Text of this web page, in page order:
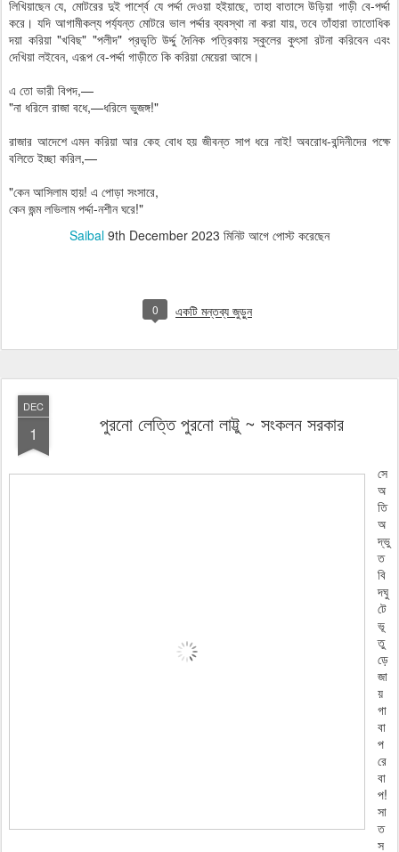
লিখিয়াছেন যে, মোটরের দুই পার্শ্বে যে পর্দ্দা দেওয়া হইয়াছে, তাহা বাতাসে উড়িয়া গাড়ী বে-পর্দ্দা
করে। যদি আগামীকল্য পর্য্যন্ত মোটরে ভাল পর্দ্দার ব্যবস্থা না করা যায়, তবে তাঁহারা তাতোধিক
দয়া করিয়া "খবিছ" "পলীদ" প্রভৃতি উর্দ্দু দৈনিক পত্রিকায় স্কুলের কুৎসা রটনা করিবেন এবং
দেখিয়া লইবেন, এরূপ বে-পর্দ্দা গাড়ীতে কি করিয়া মেয়েরা আসে।
এ তো ভারী বিপদ,—
"না ধরিলে রাজা বধে,—ধরিলে ভুজঙ্গ!"
রাজার আদেশে এমন করিয়া আর কেহ বোধ হয় জীবন্ত সাপ ধরে নাই! অবরোধ-বন্দিনীদের পক্ষে
বলিতে ইচ্ছা করিল,—
"কেন আসিলাম হায়! এ পোড়া সংসারে,
কেন জন্ম লভিলাম পর্দ্দা-নশীন ঘরে!"
Saibal 9th December 2023 মিনিট আগে পোস্ট করেছেন
0 একটি মন্তব্য জুড়ুন
DEC
1 পুরনো লেত্তি পুরনো লাট্টু ~ সংকলন সরকার
সে
অ
তি
অ
দ্ভু
ত
বি
দঘু
টে
ভূ
তু
ড়ে
জা
য়
গা
বা
প
রে
বা
প!
সা
ত
স